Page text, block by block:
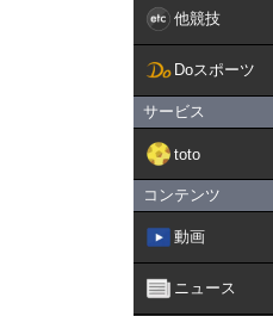
他競技
Doスポーツ
サービス
toto
コンテンツ
動画
ニュース